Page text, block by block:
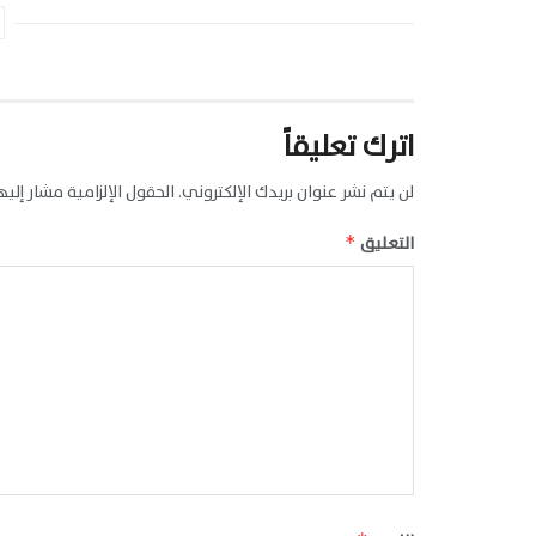
اترك تعليقاً
لن يتم نشر عنوان بريدك الإلكتروني. الحقول الإلزامية مشار
التعليق *